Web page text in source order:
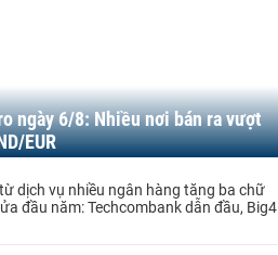
ngày 6/8: Nhiều nơi bán ra vượt
EUR
dịch vụ nhiều ngân hàng tăng ba chữ
đầu năm: Techcombank dẫn đầu, Big4